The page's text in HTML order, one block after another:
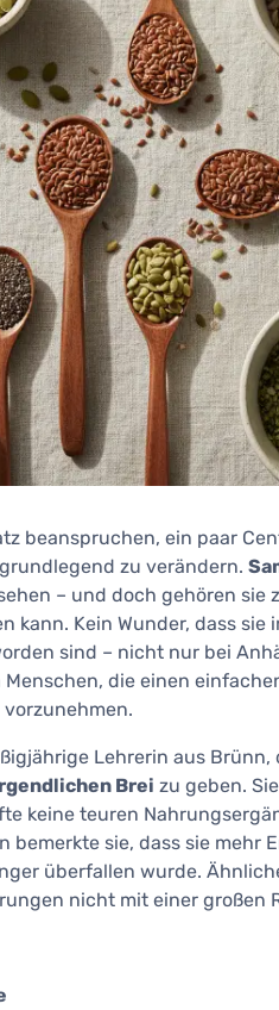
beanspruchen, ein paar
zu verändern.
– und doch gehören
kann. Kein Wunder, dass
sind – nicht nur bei
die einen
Lehrerin aus
Brei zu geben.
keine teuren
sie, dass sie mehr
überfallen wurde.
nicht mit einer großen